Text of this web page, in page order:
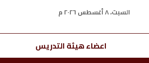
السبت، ٨ أغسطس ٢٠٢٦ م
اعضاء هيئة التدريس